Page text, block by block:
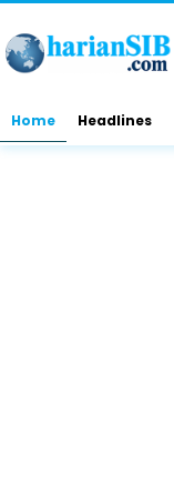
Home Headlines